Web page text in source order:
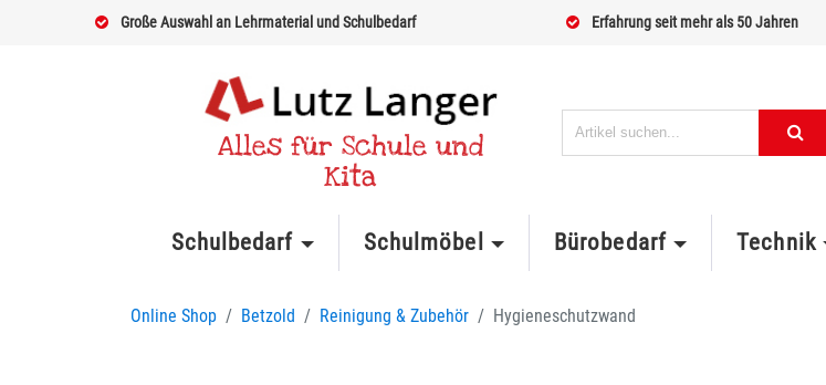
Große Auswahl an Lehrmaterial und Schulbedarf Erfahrung seit mehr als 50 Jahren
Alles für Schule und
Kita
Schulbedarf Schulmöbel Bürobedarf Technik
Online Shop Betzold Reinigung & Zubehör Hygieneschutzwand